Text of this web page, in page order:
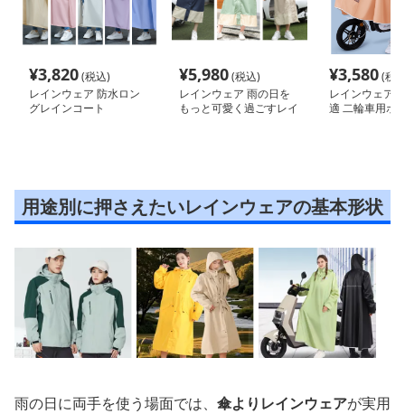
¥3,820(税込)
レインウェア 防水ロン
グレインコート
¥5,980(税込)
レインウェア 雨の日を
もっと可愛く過ごすレイ
¥3,580(税
レインウェア
適 二輪車用ポ
用途別に押さえたいレインウェアの基本形状
雨の日に両手を使う場面では、 傘よりレインウェアが実用